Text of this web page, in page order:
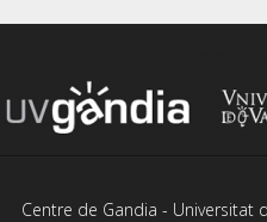
Centre de Gandia - Universitat